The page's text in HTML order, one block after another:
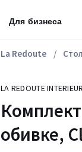
Для бизнеса
La Redoute
LA REDOUTE
обивке,